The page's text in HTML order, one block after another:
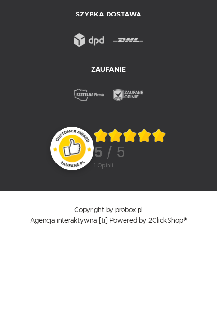
SZYBKA DOSTAWA
ZAUFANIE
5 / 5
1 opinii
Copyright by probox.pl
Agencja interaktywna
[ti] Powered by 2ClickShop®